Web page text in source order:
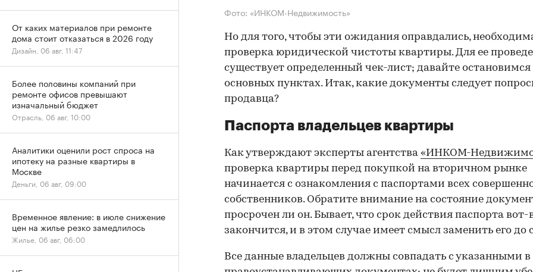
Фото: «ИНКОМ-Недвижимость»
Но для того, чтобы эти ожидания оправдались,
проверка юридической чистоты квартиры. Для ее
существует определенный чек-лист; давайте остановимся
основных пунктах. Итак, какие документы следует
продавца?
Паспорта владельцев квартиры
Как утверждают эксперты агентства «ИНКОМ-
проверка квартиры перед покупкой на вторичном рынке
начинается с ознакомления с паспортами всех
собственников. Обратите внимание на состояние
просрочен ли он. Бывает, что срок действия паспорта вот-
закончится, и в этом случае имеет смысл заменить его до
Все данные владельцев должны совпадать с указанными в
От каких материалов при ремонте
дома стоит отказаться в 2026 году
Дизайн, 06 авг, 11:47
Более половины компаний при
ремонте офисов превышают
изначальный бюджет
Отрасль, 06 авг, 10:00
Аналитики оценили рост спроса на
ипотеку на разные квартиры в
Москве
Деньги, 06 авг, 09:00
Временное явление: в июле снижение
цен на жилье резко замедлилось
Жилье, 06 авг, 06:00